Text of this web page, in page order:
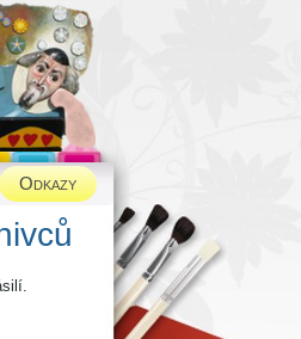
Odkazy